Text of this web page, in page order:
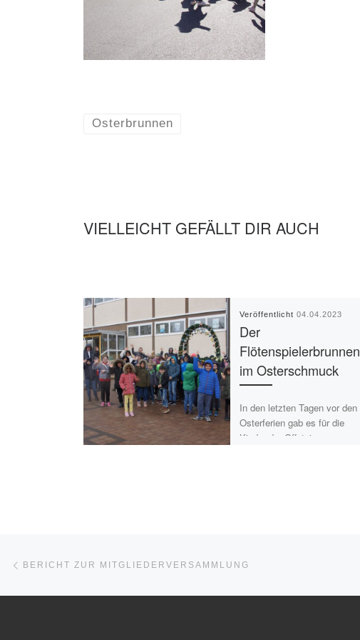
Osterbrunnen
VIELLEICHT GEFÄLLT DIR AUCH
Veröffentlicht04.04.2023
Der
Flötenspielerbrunnen
im Osterschmuck
In den letzten Tagen vor den
Osterferien gab es für die
Kinder der Offsteiner
Beitragsnavigation
BERICHT ZUR MITGLIEDERVERSAMMLUNG